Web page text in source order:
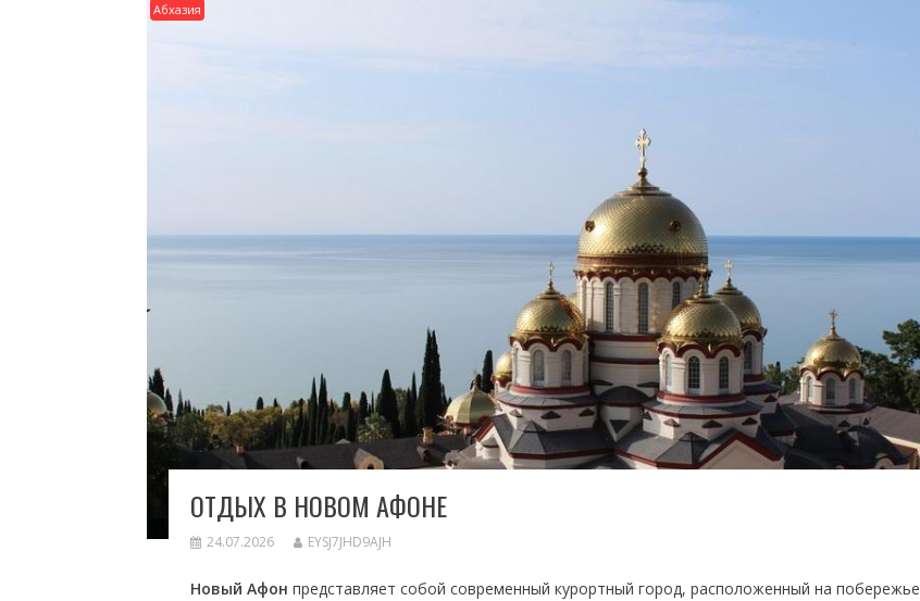
Абхазия
ОТДЫХ В НОВОМ АФОНЕ
24.07.2026 EYSJ7JHD9AJH
Новый Афон представляет собой современный курортный город, расположенный на побережье